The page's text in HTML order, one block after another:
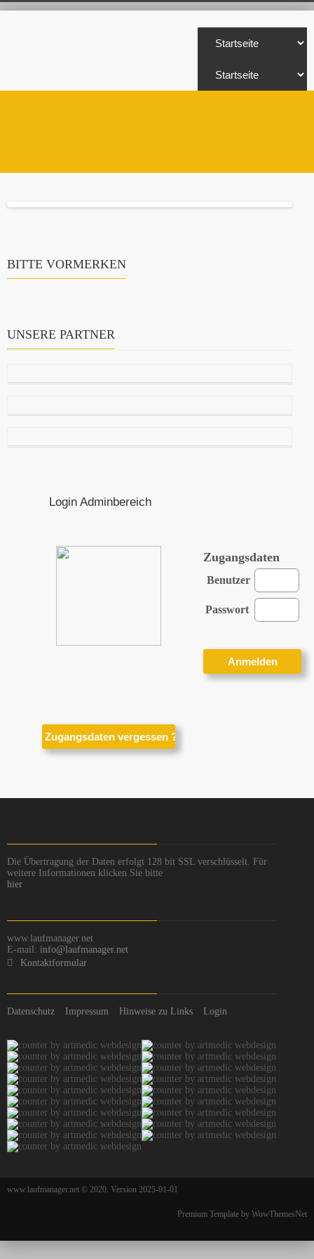
BITTE VORMERKEN
UNSERE PARTNER
Login Adminbereich
Zugangsdaten
Benutzer
Passwort
Die Übertragung der Daten erfolgt 128 bit SSL verschlüsselt. Für
weitere Informationen klicken Sie bitte
hier
www.laufmanager.net
E-mail: info@laufmanager.net
Kontaktformular
Datenschutz Impressum Hinweise zu Links Login
www.laufmanager.net © 2020. Version 2025-01-01
Premium Template by WowThemesNet